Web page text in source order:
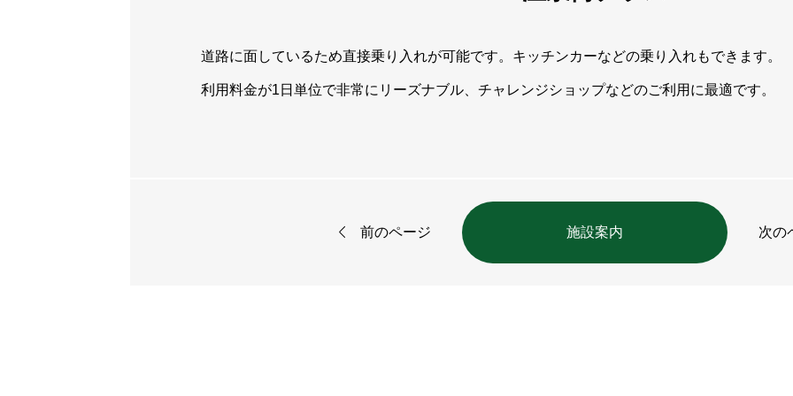
道路に面しているため直接乗り入れが可能です。キッチンカーなどの乗り入れもできます。
利用料金が1日単位で非常にリーズナブル、チャレンジショップなどのご利用に最適です。
 前のページ 施設案内 次の